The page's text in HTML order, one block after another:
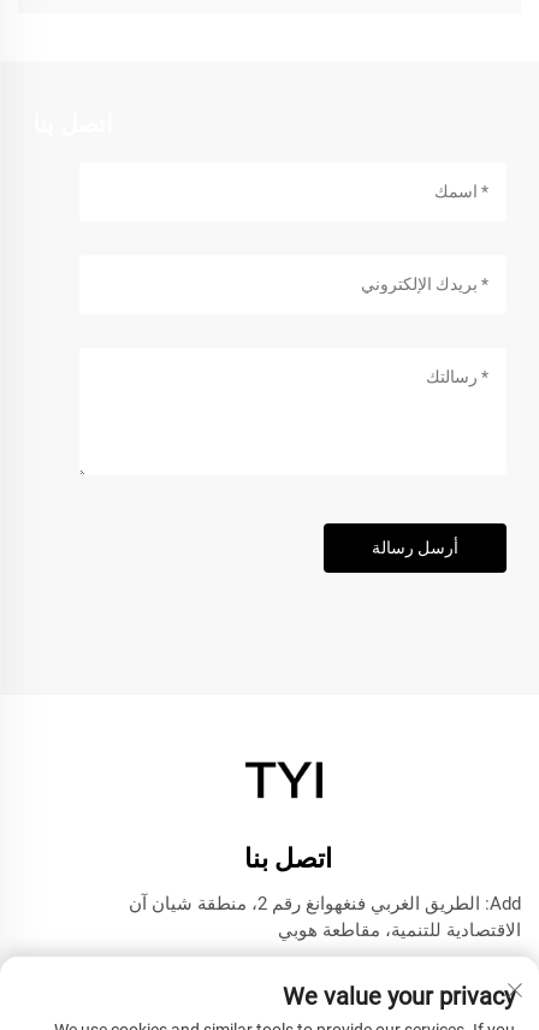
أرسل رسالة
اتصل بنا
Add: الطريق الغربي فنغهوانغ رقم 2، منطقة شيان آن
الاقتصادية للتنمية، مقاطعة هوبي
البريد الإلكتروني:[email protected]
We value your privacy